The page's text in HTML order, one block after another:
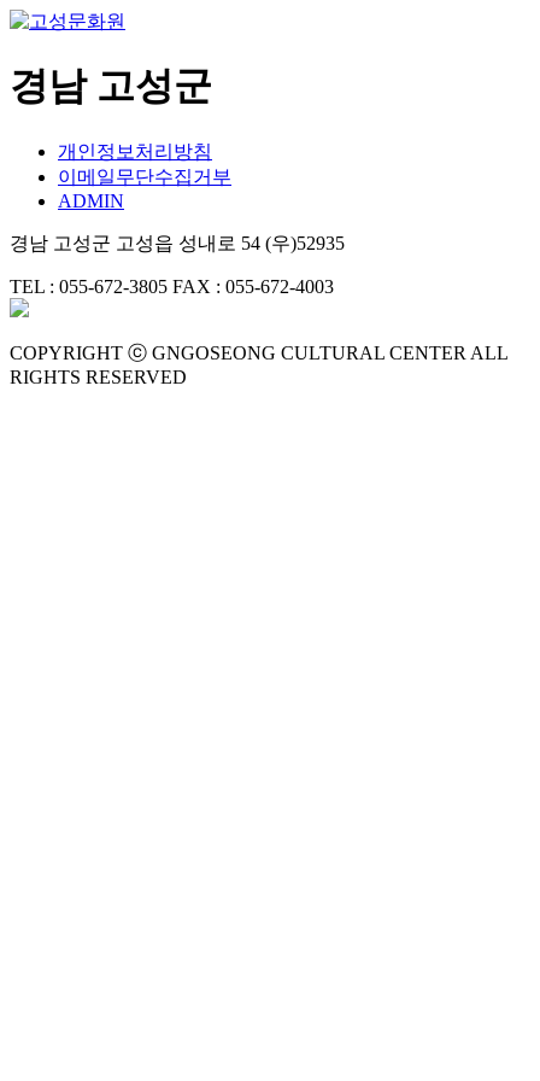
콘
츠
로
경남 고성군
개인정보처리방침
이메일무단수집거부
ADMIN
경남 고성군 고성읍 성내로 54 (우)52935
TEL : 055-672-3805 FAX : 055-672-4003
COPYRIGHT ⓒ GNGOSEONG CULTURAL CENTER ALL
RIGHTS RESERVED